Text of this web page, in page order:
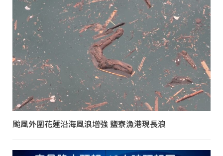
颱風外圍花蓮沿海風浪增強 鹽寮漁港現長浪